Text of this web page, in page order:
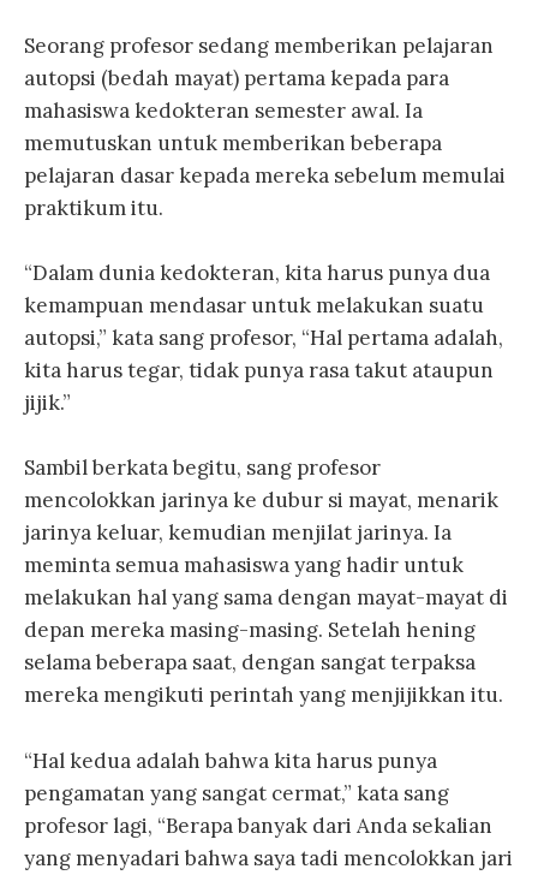
Seorang profesor sedang memberikan pelajaran
autopsi (bedah mayat) pertama kepada para
mahasiswa kedokteran semester awal. Ia
memutuskan untuk memberikan beberapa
pelajaran dasar kepada mereka sebelum memulai
praktikum itu.
“Dalam dunia kedokteran, kita harus punya dua
kemampuan mendasar untuk melakukan suatu
autopsi,” kata sang profesor, “Hal pertama adalah,
kita harus tegar, tidak punya rasa takut ataupun
jijik.”
Sambil berkata begitu, sang profesor
mencolokkan jarinya ke dubur si mayat, menarik
jarinya keluar, kemudian menjilat jarinya. Ia
meminta semua mahasiswa yang hadir untuk
melakukan hal yang sama dengan mayat-mayat di
depan mereka masing-masing. Setelah hening
selama beberapa saat, dengan sangat terpaksa
mereka mengikuti perintah yang menjijikkan itu.
“Hal kedua adalah bahwa kita harus punya
pengamatan yang sangat cermat,” kata sang
profesor lagi, “Berapa banyak dari Anda sekalian
yang menyadari bahwa saya tadi mencolokkan jari